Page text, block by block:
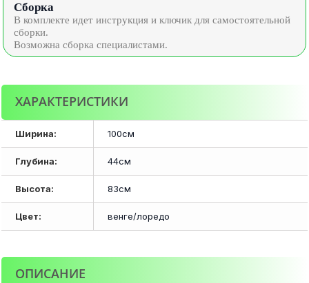
Сборка
В комплекте идет инструкция и ключик для самостоятельной
сборки.
Возможна сборка специалистами.
ХАРАКТЕРИСТИКИ
Ширина: 100см
Глубина: 44см
Высота: 83см
Цвет: венге/лоредо
ОПИСАНИЕ